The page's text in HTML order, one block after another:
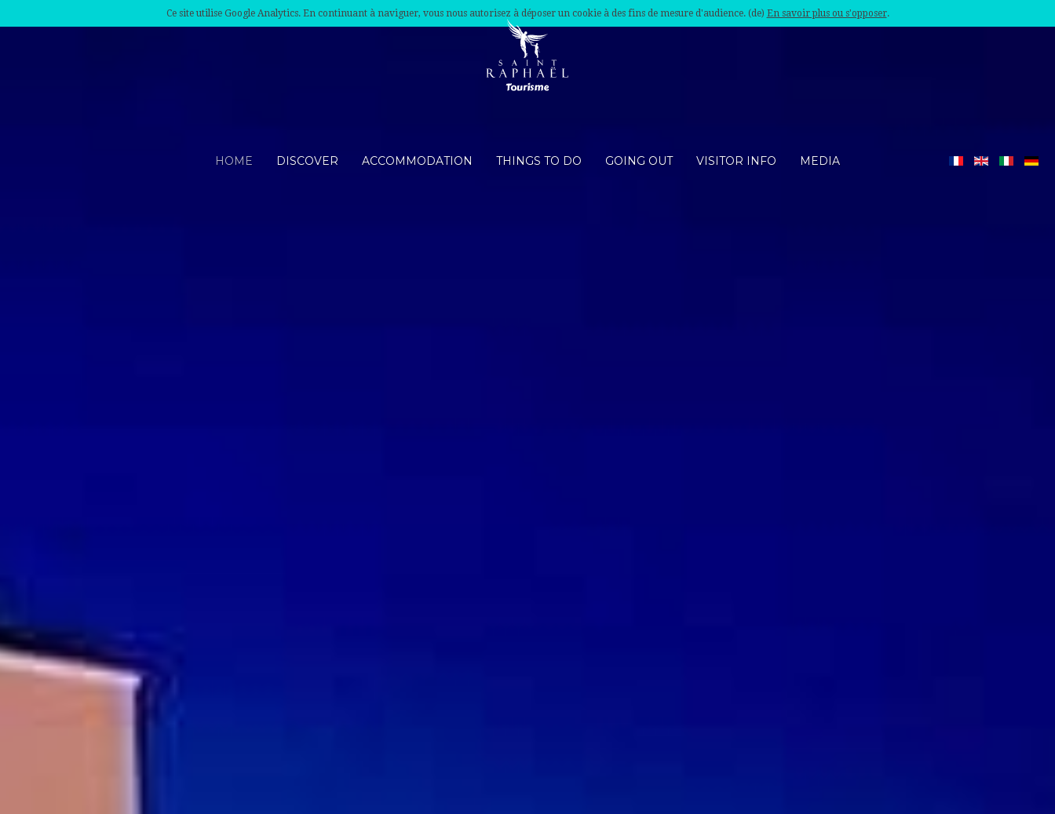
Ce site utilise Google Analytics. En continuant à naviguer, vous nous autorisez à déposer un cookie à des fins de mesure d'audience. (de) En savoir plus ou s'opposer.
HOME DISCOVER ACCOMMODATION THINGS TO DO GOING OUT VISITOR INFO MEDIA